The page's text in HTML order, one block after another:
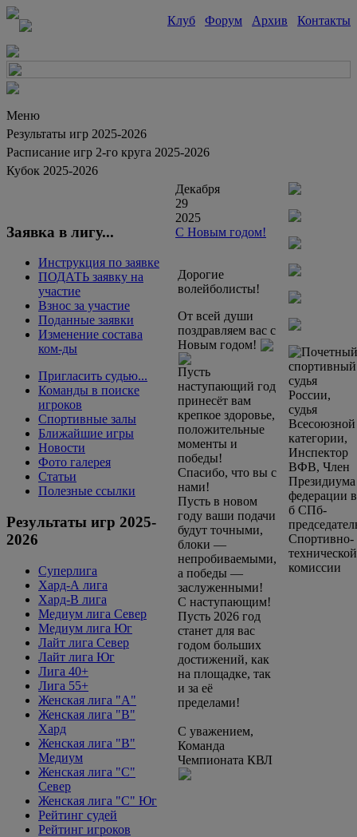
Клуб Форум Архив Контакты
Меню
Результаты игр 2025-2026
Расписание игр 2-го круга 2025-2026
Кубок 2025-2026
Заявка в лигу...
Инструкция по заявке
ПОДАТЬ заявку на
участие
Взнос за участие
Поданные заявки
Изменение состава
ком-ды
Пригласить судью...
Команды в поиске
игроков
Спортивные залы
Ближайшие игры
Новости
Фото галерея
Статьи
Полезные ссылки
Результаты игр 2025-
2026
Суперлига
Хард-А лига
Хард-В лига
Медиум лига Север
Медиум лига Юг
Лайт лига Север
Лайт лига Юг
Лига 40+
Лига 55+
Женская лига "A"
Женская лига "B"
Хард
Женская лига "B"
Медиум
Женская лига "С"
Север
Женская лига "С" Юг
Рейтинг судей
Рейтинг игроков
Декабря
29
2025
C Новым годом!
Дорогие
волейболисты!
От всей души
поздравляем вас с
Новым годом!
Пусть
наступающий год
принесёт вам
крепкое здоровье,
положительные
моменты и
победы!
Спасибо, что вы с
нами!
Пусть в новом
году ваши подачи
будут точными,
блоки —
непробиваемыми,
а победы —
заслуженными!
С наступающим!
Пусть 2026 год
станет для вас
годом больших
достижений, как
на площадке, так
и за её
пределами!
С уважением,
Команда
Чемпионата КВЛ